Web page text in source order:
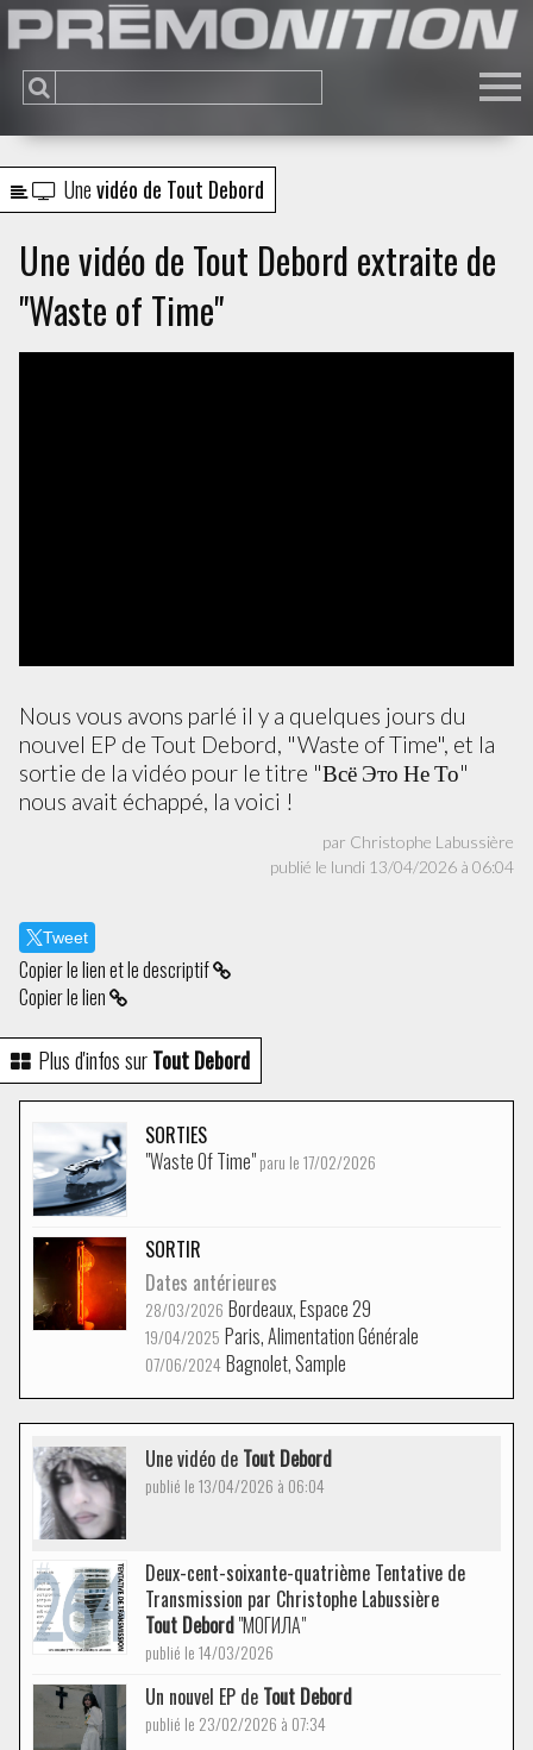
Unevidéo de Tout Debord
Une vidéo de Tout Debord extraite de
"Waste of Time"
Nous vous avons parlé il y a quelques jours du
nouvel EP de Tout Debord, "Waste of Time", et la
sortie de la vidéo pour le titre "Всё Это Не То"
nous avait échappé, la voici !
par Christophe Labussière
publié le lundi 13/04/2026 à 06:04
Tweet
Copier le lien et le descriptif
Copier le lien
Plus d'infos surTout Debord
SORTIES
"Waste Of Time"paru le 17/02/2026
SORTIR
Dates antérieures
28/03/2026 Bordeaux, Espace 29
19/04/2025 Paris, Alimentation Générale
07/06/2024 Bagnolet, Sample
Une vidéo de Tout Debord
publié le 13/04/2026 à 06:04
Deux-cent-soixante-quatrième Tentative de
Transmission par Christophe Labussière
Tout Debord"МОГИЛА"
publié le 14/03/2026
Un nouvel EP de Tout Debord
publié le 23/02/2026 à 07:34